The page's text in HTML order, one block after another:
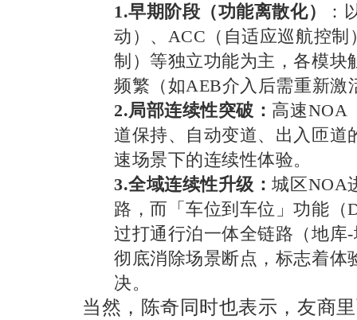
1.早期阶段（功能离散化）
：
动）、ACC（自适应巡航控制
制）等独立功能为主，各模块
频繁（如AEB介入后需重新激
2.局部连续性突破： 高速NOA
道保持、自动变道、出入匝道
速场景下的连续性体验。
3.全域连续性升级：城区NOA
路，而「车位到车位」功能（
过打通行泊一体全链路（地库
彻底消除场景断点，标志着体
决。
当然，陈奇同时也表示，友商